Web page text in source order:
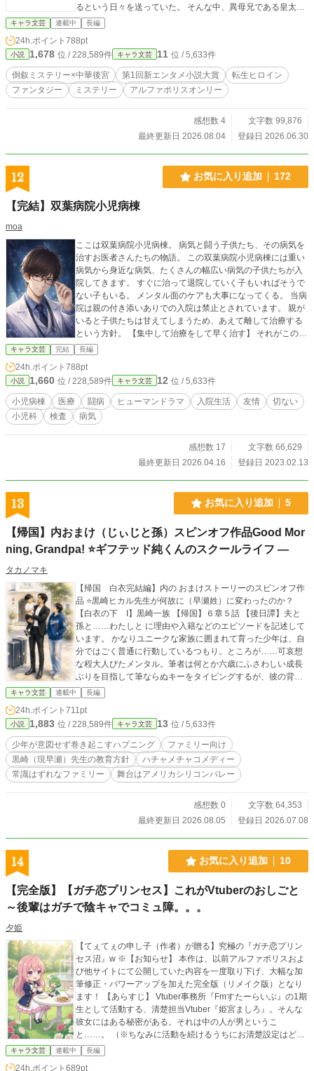
るという日々を送っていた。 そんな中、異母兄である皇太
子・麗孝（リキョウ）の急死という凶報が届く。 第一発見者
は、後宮一の美女、皇太子の許嫁でもある蔡 蓮風（ツァイ リ
ェンフォン）。当然最初の疑いの目は彼女に向いたものの、
部屋に鍵がかかっていたことや、日頃から麗孝との仲睦まじ
い姿を目撃されている蓮風には理由がないと思われ、その疑
いはすぐに逸れた。 ひょんなことから香司のお目付け役官
吏・景 星辰（ジン シンチェン）と現場を通りがかった凛莉
殺か。 もしも他殺であれば、怪しいのは、実子・龍毅（ロン
イー）を次期皇帝に据えたい野心を抱く淑妃・玉琳（ユーリ
ン）の動向も絡み合う中、凛莉は前世で鍛えた嗅覚を武器に
はずだった蓮風の無念を晴らすためと、幼き天才調香師の戦
キャラ文芸 連載中 長編
24h.ポイント 788pt
小説 1,678 位 / 228,589件 キャラ文芸 11 位 / 5,633件
倒叙ミステリー×中華後宮 第1回新エンタメ小説大賞
転生ヒロイン
ファンタジー
ミステリー アルファポリスオンリー
感想数 4
文字数 99,876
最終更新日 2026.08.04
登録日 2026.06.30
12 お気に入り追加 172
【完結】双葉病院小児病棟
moa
ここは双葉病院小児病棟。 病気と闘う子供たち、その病気を
治すお医者さんたちの物語。 この双葉病院小児病棟には重い
病気から身近な病気、たくさんの幅広い病気の子供たちが入
院してきます。 すぐに治って退院していく子もいればそうで
ない子もいる。 メンタル面のケアも大事になってくる。 当病
院は親の付き添いありでの入院は禁止とされています。 親が
いると子供たちは甘えてしまうため、あえて離して治療する
という方針。 【集中して治療をして早く治す】 それがこの病
院のモットーです。 ※この物語はフィクションです。 実際の
病院、治療とは異なることもあると思いますが暖かい目で見
ていただけると幸いです。 ーーーーーーーーーーーーーーー
ーーー 続き……ではないですが、双葉病院の提携先の歯科ク
リニックの話『痛いのは、歯だけじゃない』を現在更新中で
す。 そこでは黒崎先生はもちろん、双葉病院の先生もチラッ
と出てきたりしますので、そちらもぜひ。
キャラ文芸 完結 長編
24h.ポイント 788pt
小説 1,660 位 / 228,589件 キャラ文芸 12 位 / 5,633件
小児病棟 医療 闘病 ヒューマンドラマ 入院生活 友情
切ない
小児科
検査 病気
感想数 17
文字数 66,629
最終更新日 2026.04.16
登録日 2023.02.13
13 お気に入り追加 5
【帰国】内おまけ（じぃじと孫）スピンオフ作品Good Mor
ning, Grandpa! ⭐️ギフテッド純くんのスクールライフ ―
タカノマキ
【帰国 白衣完結編】内の おまけストーリーのスピンオフ作
品 ⭐️黒崎ヒカル先生が何故に（早瀬姓）に変わったのか？
【白衣の下 I】黒崎一族 【帰国】６章５話 【後日譚】夫と
孫と……わたしと に理由や入籍などのエピソードを記述して
います。 かなりユニークな家族に囲まれて育った少年は、自
分ではごく普通に行動しているつもり。ところが……可哀想
な程大人びたメンタル。筆者は何とか六歳にふさわしい成長
ぶりを目指して筆ならぬキーをタイピングするが、彼の背後
のヒカル先生が背後霊のように邪魔をする。 「俺様のDNAを
受け継いだ孫が凡才であるはずがないだろ！！」 筆者は
「先生、どうかご自分のお子様をお造りあそばして、純くん
に憑依しないでください。お願いします💦」 ⚠️設定する固有
名詞、出来事は全て創作であり実際とは異なります。ネタに
なるエビデンス確認はAI利用。校正は利用すると作者の意図
がずれたりするので不使用。また面倒な専門用語はできるだ
け無視願います。
キャラ文芸 連載中 長編
24h.ポイント 711pt
小説 1,883 位 / 228,589件 キャラ文芸 13 位 / 5,633件
少年が意図せず巻き起こすハプニング
ファミリー向け
黒崎（現早瀬）先生の教育方針
ハチャメチャコメディー
常識はずれなファミリー
舞台はアメリカシリコンバレー
感想数 0
文字数 64,353
最終更新日 2026.08.05
登録日 2026.07.08
14 お気に入り追加 10
【完全版】【ガチ恋プリンセス】これがVtuberのおしごと
～後輩はガチで陰キャでコミュ障。。。
夕姫
​​【てぇてぇの申し子（作者）が贈る】究極の『ガチ恋プリン
セス沼』w ※​【お知らせ】 本作は、以前アルファポリスおよ
び他サイトにて公開していた内容を一度取り下げ、大幅な加
筆修正・パワーアップを加えた完全版（リメイク版）となり
ます！ ​【あらすじ】 Vtuber事務所『Fmすたーらいぶ』の1期
生として活動する、清楚担当Vtuber『姫宮ましろ』。そんな
彼女にはある秘密がある。それは中の人が男というこ
と……。 （※ちなみに活動を続けるうちにお清楚設定はどこ
へやら、気付けばただのお喋りモンスターに進化しています
w） ​そんな『姫宮ましろ』の中の人こと、主人公の神崎颯太
キャラ文芸 連載中 長編
24h.ポイント 689pt